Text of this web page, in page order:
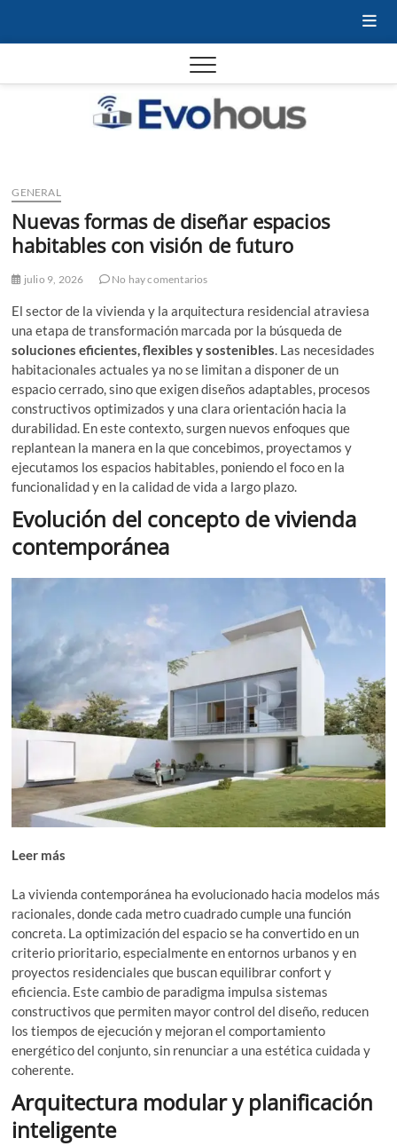
contenido
casa
GENERAL
Nuevas formas de diseñar espacios
habitables con visión de futuro
julio 9, 2026 No hay comentarios
El sector de la vivienda y la arquitectura residencial atraviesa
una etapa de transformación marcada por la búsqueda de
soluciones eficientes, flexibles y sostenibles. Las necesidades
habitacionales actuales ya no se limitan a disponer de un
espacio cerrado, sino que exigen diseños adaptables, procesos
constructivos optimizados y una clara orientación hacia la
durabilidad. En este contexto, surgen nuevos enfoques que
replantean la manera en la que concebimos, proyectamos y
ejecutamos los espacios habitables, poniendo el foco en la
funcionalidad y en la calidad de vida a largo plazo.
Evolución del concepto de vivienda
contemporánea
Leer más
La vivienda contemporánea ha evolucionado hacia modelos más
racionales, donde cada metro cuadrado cumple una función
concreta. La optimización del espacio se ha convertido en un
criterio prioritario, especialmente en entornos urbanos y en
proyectos residenciales que buscan equilibrar confort y
eficiencia. Este cambio de paradigma impulsa sistemas
constructivos que permiten mayor control del diseño, reducen
los tiempos de ejecución y mejoran el comportamiento
energético del conjunto, sin renunciar a una estética cuidada y
coherente.
Arquitectura modular y planificación
inteligente